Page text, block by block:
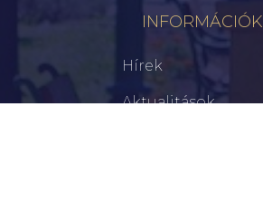
INFORMÁCIÓK
Hírek
Aktualitások